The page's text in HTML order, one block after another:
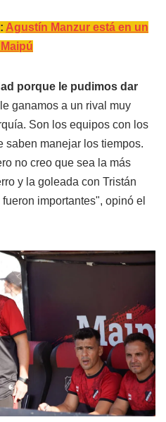
Agustín Manzur está en un
porque le pudimos dar
ganamos a un rival muy
Son los equipos con los
saben manejar los tiempos.
no creo que sea la más
y la goleada con Tristán
importantes", opinó el